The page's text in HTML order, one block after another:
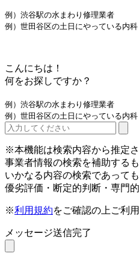
例）渋谷駅の水まわり修理業者
例）世田谷区の土日にやっている内科
こんにちは！
何をお探しですか？
例）渋谷駅の水まわり修理業者
例）世田谷区の土日にやっている内科
※本機能は検索内容から推定
事業者情報の検索を補助するも
いかなる内容の検索であって
優劣評価・断定的判断・専門
※利用規約をご確認の上ご利
メッセージ送信完了